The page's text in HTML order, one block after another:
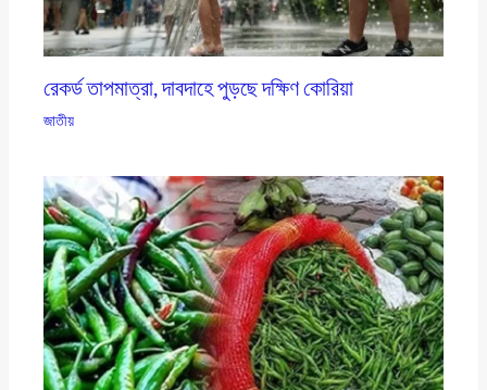
রেকর্ড তাপমাত্রা, দাবদাহে পুড়ছে দক্ষিণ কোরিয়া
জাতীয়